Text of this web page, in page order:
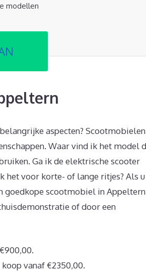
modellen
aspecten? Scootmobielen
Waar vind ik het model
Ga ik de elektrische scooter
het voor korte- of lange ritjes? Als u
goedkope scootmobiel in
of door een
vanaf €2350,00.